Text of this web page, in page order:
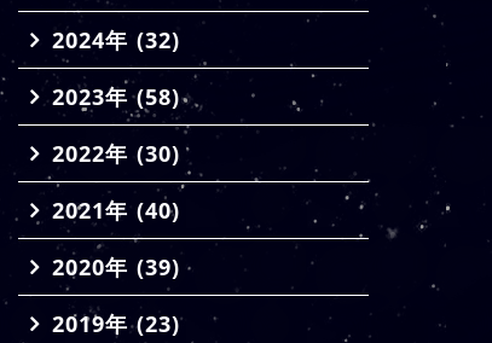
2024年 (32)
2023年 (58)
2022年 (30)
2021年 (40)
2020年 (39)
2019年 (23)